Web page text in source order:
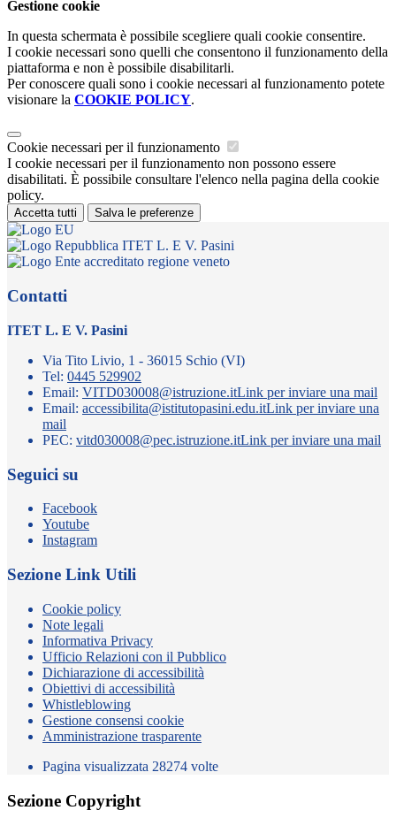
Gestione cookie
In questa schermata è possibile scegliere quali cookie consentire.
I cookie necessari sono quelli che consentono il funzionamento della
piattaforma e non è possibile disabilitarli.
Per conoscere quali sono i cookie necessari al funzionamento potete
visionare la COOKIE POLICY.
Cookie necessari per il funzionamento
I cookie necessari per il funzionamento non possono essere
disabilitati. È possibile consultare l'elenco nella pagina della cookie
policy.
Accetta tutti Salva le preferenze
ITET L. E V. Pasini
Contatti
ITET L. E V. Pasini
Via Tito Livio, 1 - 36015 Schio (VI)
Tel: 0445 529902
Email: VITD030008@istruzione.itLink per inviare una mail
Email: accessibilita@istitutopasini.edu.itLink per inviare una
mail
PEC: vitd030008@pec.istruzione.itLink per inviare una mail
Seguici su
Facebook
Youtube
Instagram
Sezione Link Utili
Cookie policy
Note legali
Informativa Privacy
Ufficio Relazioni con il Pubblico
Dichiarazione di accessibilità
Obiettivi di accessibilità
Whistleblowing
Gestione consensi cookie
Amministrazione trasparente
Pagina visualizzata 28274 volte
Sezione Copyright